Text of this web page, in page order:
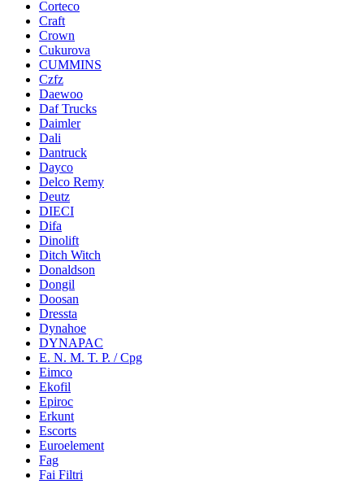
Corteco
Craft
Crown
Cukurova
CUMMINS
Czfz
Daewoo
Daf Trucks
Daimler
Dali
Dantruck
Dayco
Delco Remy
Deutz
DIECI
Difa
Dinolift
Ditch Witch
Donaldson
Dongil
Doosan
Dressta
Dynahoe
DYNAPAC
E. N. M. T. P. / Cpg
Eimco
Ekofil
Epiroc
Erkunt
Escorts
Euroelement
Fag
Fai Filtri